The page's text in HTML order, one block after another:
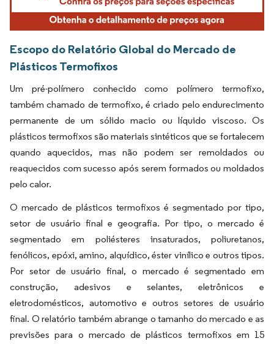
Escopo do Relatório Global do Mercado de
Plásticos Termofixos
Um pré-polímero conhecido como polímero termofixo,
também chamado de termofixo, é criado pelo endurecimento
permanente de um sólido macio ou líquido viscoso. Os
plásticos termofixos são materiais sintéticos que se fortalecem
quando aquecidos, mas não podem ser remoldados ou
reaquecidos com sucesso após serem formados ou moldados
pelo calor.
O mercado de plásticos termofixos é segmentado por tipo,
setor de usuário final e geografia. Por tipo, o mercado é
segmentado em poliésteres insaturados, poliuretanos,
fenólicos, epóxi, amino, alquídico, éster vinílico e outros tipos.
Por setor de usuário final, o mercado é segmentado em
construção, adesivos e selantes, eletrônicos e
eletrodomésticos, automotivo e outros setores de usuário
final. O relatório também abrange o tamanho do mercado e as
previsões para o mercado de plásticos termofixos em 15